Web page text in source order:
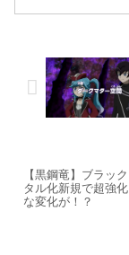
【黒鋼竜】ブラッ
タル化新規で超強
な変化が！？